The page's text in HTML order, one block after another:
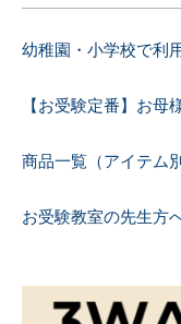
幼稚園・小学校で利
【お受験定番】お母
商品一覧（アイテム別
お受験教室の先生方